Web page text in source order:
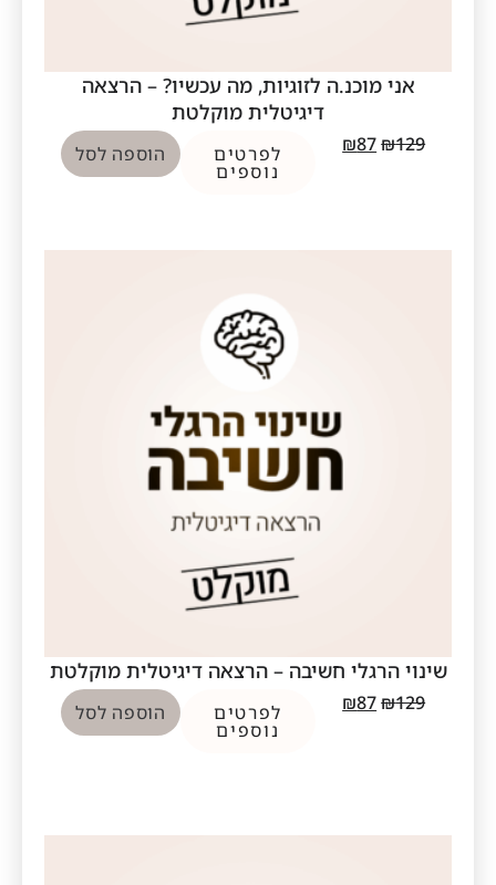
אני מוכנ.ה לזוגיות, מה עכשיו? – הרצאה
דיגיטלית מוקלטת
₪129
₪87 לפרטים
נוספים
הוספה לסל
שינוי הרגלי חשיבה – הרצאה דיגיטלית מוקלטת
₪129
₪87 לפרטים
נוספים
הוספה לסל